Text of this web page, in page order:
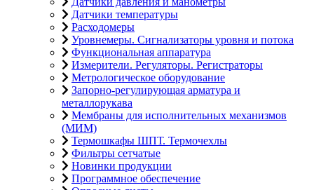
Датчики температуры
Расходомеры
Уровнемеры. Сигнализаторы уровня и потока
Функциональная аппаратура
Измерители. Регуляторы. Регистраторы
Метрологическое оборудование
Запорно-регулирующая арматура и
металлорукава
Мембраны для исполнительных механизмов
(МИМ)
Термошкафы ШПТ. Термочехлы
Фильтры сетчатые
Новинки продукции
Программное обеспечение